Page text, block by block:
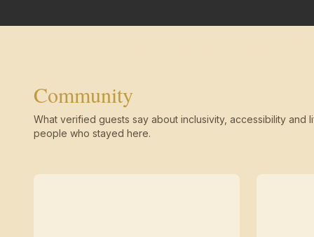
Community
What verified guests say about inclusivity, accessibility and
people who stayed here.